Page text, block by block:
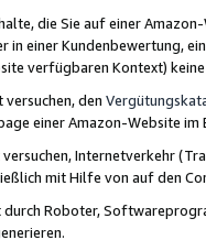
die Sie auf einer
in einer Kundenbewertung,
verfügbaren Kontext)
versuchen, den
einer Amazon-Website
versuchen, Internetverkehr
mit Hilfe von auf den
durch Roboter,